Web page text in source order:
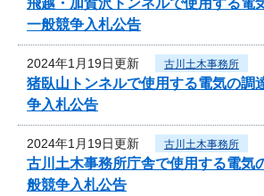
一般競争入札公告
2024年1月19日更新 古川土木事務所
猪臥山トンネルで使用する電気の調
争入札公告
2024年1月19日更新 古川土木事務所
古川土木事務所庁舎で使用する電気
般競争入札公告